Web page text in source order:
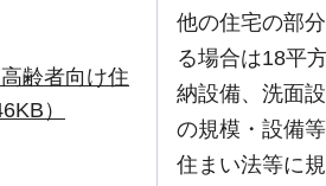
齢者向け住
）
他の住宅の部
る場合は18平
納設備、洗面
の規模・設備
住まい法等に